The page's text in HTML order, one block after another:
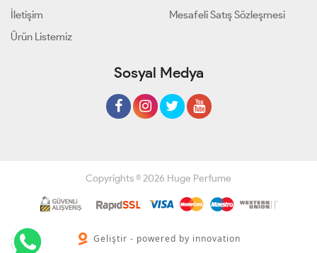
İletişim
Ürün Listemiz
Mesafeli Satış Sözleşmesi
Sosyal Medya
Copyrights © 2026 Huge Perfume
Geliştir - powered by innovation